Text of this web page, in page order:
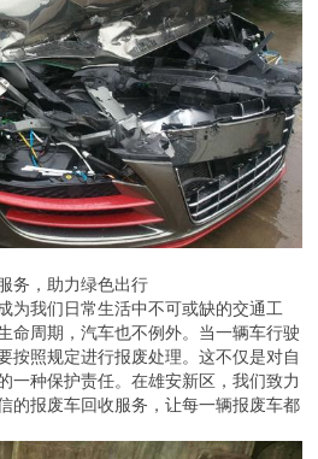
务，助力绿色出行
为我们日常生活中不可或缺的交通工
命周期，汽车也不例外。当一辆车行驶
按照规定进行报废处理。这不仅是对自
一种保护责任。在雄安新区，我们致力
的报废车回收服务，让每一辆报废车都